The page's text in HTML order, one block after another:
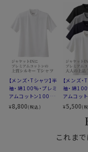
●REDA ACTIVEジャ
ジョルジオ・アルマー
シャツを愛用している
軽量で保温
チ性があり動きやすく、
ozieではカシミヤTシャ
REDA ACTIVEなら同
し、Tシャツに採用しま
イタリアの名門生地メー
ストレッチ
丸首 クル
無地
袖
半袖
サイズ
S・M・L・LL
全５サイズ
生産国
中国
・厚手の洗
ご家庭洗濯
（クリーニ
・通常洗濯
【メンズ・Tシャツ】半
袖・綿100%・プレミ
アムコットン100番
手双糸・ニット・丸
首・クルーネック
¥8,800(税込)
【メンズ・
袖・綿
アムコッ
め天竺ニッ
クルーネ
¥5,500(
これま